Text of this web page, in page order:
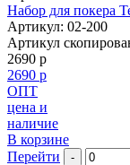
Набор для покера
Артикул: 02-200
Артикул
2690 р
2690 р
ОПТ
цена и
наличие
В корзине
Перейти
-